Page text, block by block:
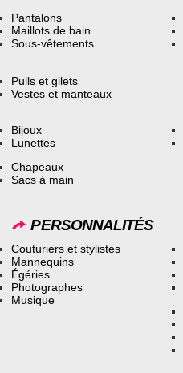
Pantalons
Maillots de bain
Sous-vêtements
Pulls et gilets
Vestes et manteaux
Bijoux
Lunettes
Chapeaux
Sacs à main
PERSONNALITÉS
Couturiers et stylistes
Mannequins
Égéries
Photographes
Musique